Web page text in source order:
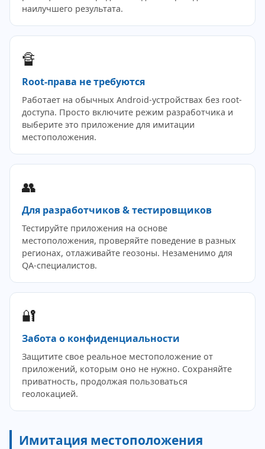
наилучшего результата.
🔏
Root-права не требуются
Работает на обычных Android-устройствах без root-
доступа. Просто включите режим разработчика и
выберите это приложение для имитации
местоположения.
👥
Для разработчиков & тестировщиков
Тестируйте приложения на основе
местоположения, проверяйте поведение в разных
регионах, отлаживайте геозоны. Незаменимо для
QA-специалистов.
🔐
Забота о конфиденциальности
Защитите свое реальное местоположение от
приложений, которым оно не нужно. Сохраняйте
приватность, продолжая пользоваться
геолокацией.
Имитация местоположения